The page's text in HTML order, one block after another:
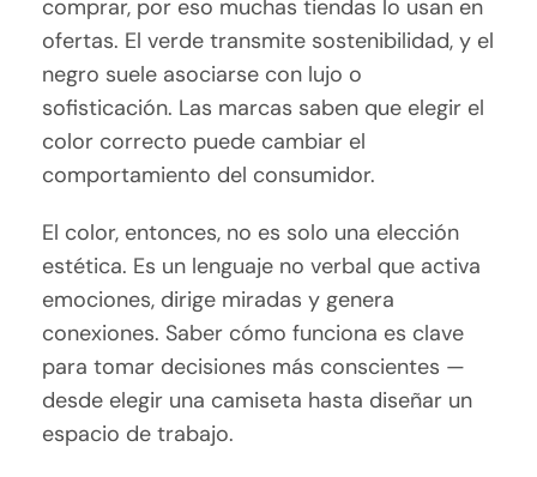
comprar, por eso muchas tiendas lo usan en
ofertas. El verde transmite sostenibilidad, y el
negro suele asociarse con lujo o
sofisticación. Las marcas saben que elegir el
color correcto puede cambiar el
comportamiento del consumidor.
El color, entonces, no es solo una elección
estética. Es un lenguaje no verbal que activa
emociones, dirige miradas y genera
conexiones. Saber cómo funciona es clave
para tomar decisiones más conscientes —
desde elegir una camiseta hasta diseñar un
espacio de trabajo.